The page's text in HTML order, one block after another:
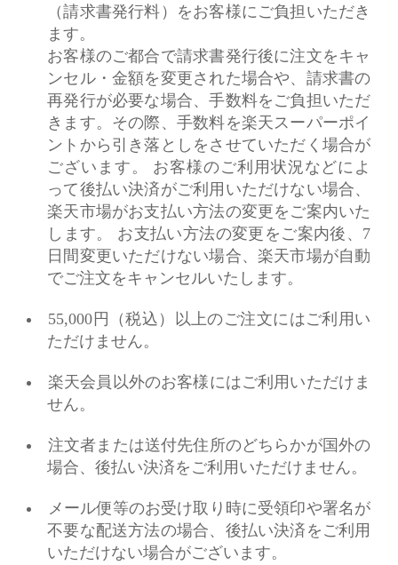
（請求書発行料）をお客様にご負担いただき
ます。
お客様のご都合で請求書発行後に注文をキャ
ンセル・金額を変更された場合や、請求書の
再発行が必要な場合、手数料をご負担いただ
きます。その際、手数料を楽天スーパーポイ
ントから引き落としをさせていただく場合が
ございます。 お客様のご利用状況などによ
って後払い決済がご利用いただけない場合、
楽天市場がお支払い方法の変更をご案内いた
します。 お支払い方法の変更をご案内後、7
日間変更いただけない場合、楽天市場が自動
でご注文をキャンセルいたします。
55,000円（税込）以上のご注文にはご利用い
ただけません。
楽天会員以外のお客様にはご利用いただけま
せん。
注文者または送付先住所のどちらかが国外の
場合、後払い決済をご利用いただけません。
メール便等のお受け取り時に受領印や署名が
不要な配送方法の場合、後払い決済をご利用
いただけない場合がございます。